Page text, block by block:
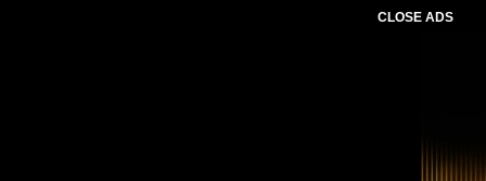
CLOSE ADS